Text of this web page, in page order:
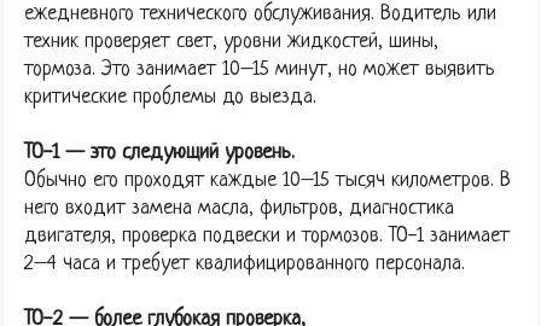
ежедневного технического обслуживания. Водитель или
техник проверяет свет, уровни жидкостей, шины,
тормоза. Это занимает 10–15 минут, но может выявить
критические проблемы до выезда.
ТО-1 — это следующий уровень.
Обычно его проходят каждые 10–15 тысяч километров. В
него входит замена масла, фильтров, диагностика
двигателя, проверка подвески и тормозов. ТО-1 занимает
2–4 часа и требует квалифицированного персонала.
ТО-2 — более глубокая проверка,